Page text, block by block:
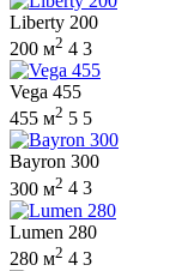
Liberty 200
200 м2 4 3
Vega 455
455 м2 5 5
Bayron 300
300 м2 4 3
Lumen 280
280 м2 4 3